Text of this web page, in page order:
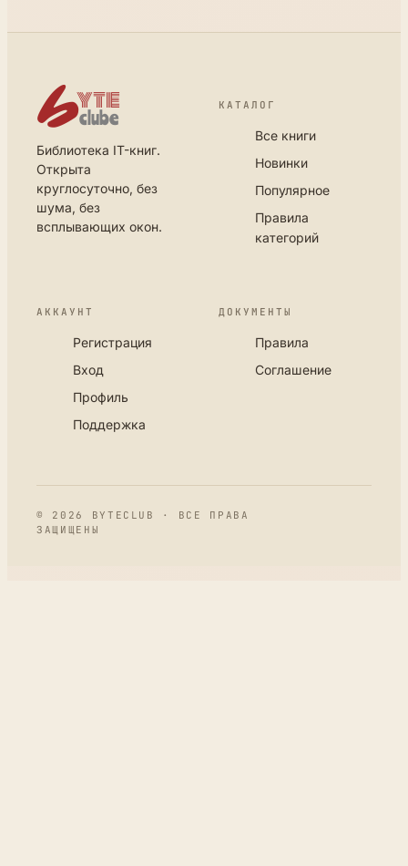
Библиотека IT-книг.
Открыта
круглосуточно, без
шума, без
всплывающих окон.
КАТАЛОГ
Все книги
Новинки
Популярное
Правила
категорий
АККАУНТ
Регистрация
Вход
Профиль
Поддержка
ДОКУМЕНТЫ
Правила
Соглашение
© 2026 BYTECLUB · ВСЕ ПРАВА
ЗАЩИЩЕНЫ